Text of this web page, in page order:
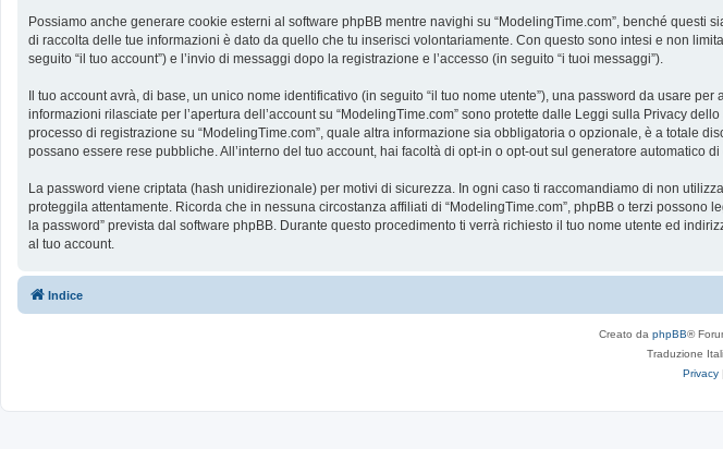
Possiamo anche generare cookie esterni al software phpBB mentre navighi su “ModelingTime.com”, benché
di raccolta delle tue informazioni è dato da quello che tu inserisci volontariamente. Con questo sono intesi e non
seguito “il tuo account”) e l’invio di messaggi dopo la registrazione e l’accesso (in seguito “i tuoi messaggi”).
Il tuo account avrà, di base, un unico nome identificativo (in seguito “il tuo nome utente”), una password da usare
informazioni rilasciate per l’apertura dell’account su “ModelingTime.com” sono protette dalle Leggi sulla Privacy
processo di registrazione su “ModelingTime.com”, quale altra informazione sia obbligatoria o opzionale, è a totale
possano essere rese pubbliche. All’interno del tuo account, hai facoltà di opt-in o opt-out sul generatore automatico
La password viene criptata (hash unidirezionale) per motivi di sicurezza. In ogni caso ti raccomandiamo di non
proteggila attentamente. Ricorda che in nessuna circostanza affiliati di “ModelingTime.com”, phpBB o terzi
la password” prevista dal software phpBB. Durante questo procedimento ti verrà richiesto il tuo nome utente ed
al tuo account.
Indice
Creato da phpBB®
Traduzione
Privacy